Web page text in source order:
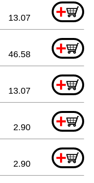
+
13.07
+
46.58
+
13.07
+
2.90
+
2.90